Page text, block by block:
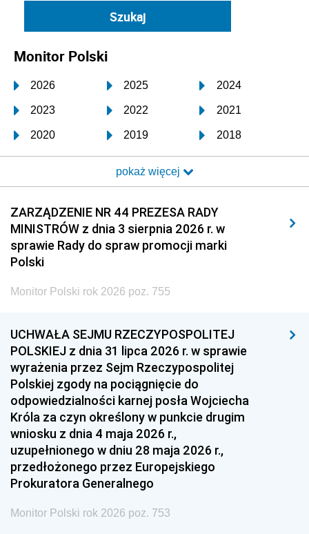
Monitor Polski
2026 2025 2024
2023 2022 2021
2020 2019 2018
2017 2016 2015
2014 2013 2012
2011 2010 2009
2008 2007 2006
2005
1996 1995 1994
1993 1992 1991
1990 1989
1987 1986 1985
1984 1983
1981 1980 1979
1978 1977
1975 1974
pokaż więcej
ZARZĄDZENIE NR 44 PREZESA RADY
MINISTRÓW z dnia 3 sierpnia 2026 r. w
sprawie Rady do spraw promocji marki
Polski
Monitor Polski rok 2026 poz. 755
UCHWAŁA SEJMU RZECZYPOSPOLITEJ
POLSKIEJ z dnia 31 lipca 2026 r. w sprawie
wyrażenia przez Sejm Rzeczypospolitej
Polskiej zgody na pociągnięcie do
odpowiedzialności karnej posła Wojciecha
Króla za czyn określony w punkcie drugim
wniosku z dnia 4 maja 2026 r.,
uzupełnionego w dniu 28 maja 2026 r.,
przedłożonego przez Europejskiego
Prokuratora Generalnego
Monitor Polski rok 2026 poz. 753